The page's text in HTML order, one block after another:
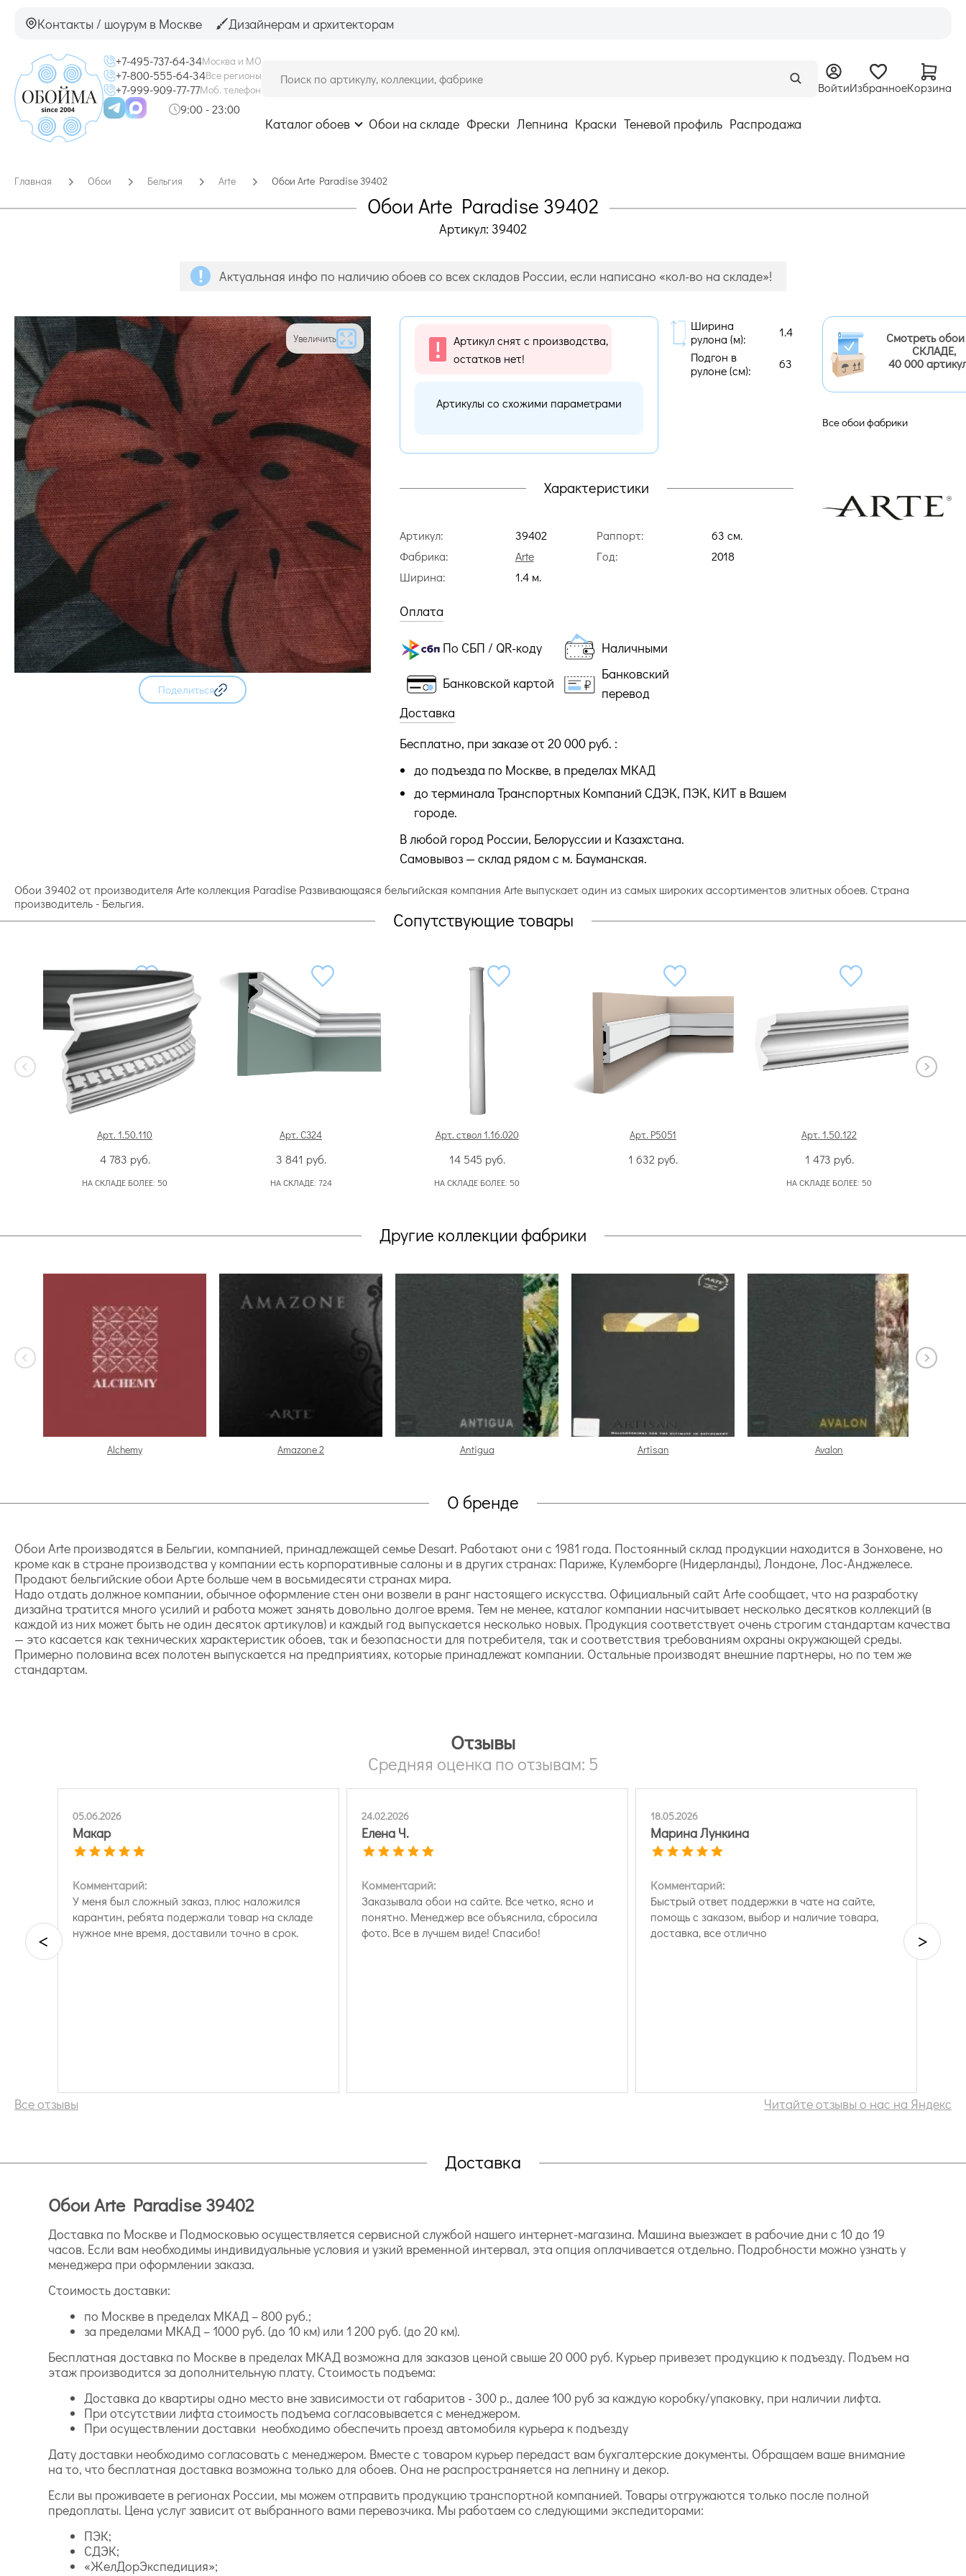
Контакты / шоурум в Москве Дизайнерам и архитекторам
+7-495-737-64-34Москва и МО
+7-800-555-64-34Все регионы
+7-999-909-77-77Моб. телефон
9:00 - 23:00
ВойтиИзбранноеКорзина
Каталог обоев Обои на складе Фрески Лепнина Краски Теневой профиль Распродажа
Главная Обои Бельгия Arte Обои Arte Paradise 39402
Обои Arte Paradise 39402
Артикул: 39402
Актуальная инфо по наличию обоев со всех складов России, если написано «кол-во на складе»!
Увеличить
Поделиться
Артикул снят с производства,
остатков нет!
Артикулы со схожими параметрами
Ширина
рулона (м):
1.4
Подгон в
рулоне (cм):
63
Характеристики
Артикул:
39402
Фабрика:
Arte
Ширина:
1.4 м.
Раппорт:
63 cм.
Год:
2018
Оплата
По СБП / QR-коду Наличными
Банковской картой
Банковский
перевод
Доставка
Бесплатно, при заказе от 20 000 руб. :
до подъезда по Москве, в пределах МКАД
до терминала Транспортных Компаний СДЭК, ПЭК, КИТ в Вашем
городе.
В любой город России, Белоруссии и Казахстана.
Самовывоз — склад рядом с м. Бауманская.
Смотреть
СКЛАДЕ,
40 000
Все обои фабрики
Обои 39402 от производителя Arte коллекция Paradise Развивающаяся бельгийская компания Arte выпускает один из самых широких ассортиментов элитных обоев. Страна
производитель - Бельгия.
Сопутствующие товары
Арт. 1.50.110
4 783 руб.
НА СКЛАДЕ БОЛЕЕ: 50
Арт. C324
3 841 руб.
НА СКЛАДЕ: 724
Арт. ствол 1.16.020
14 545 руб.
НА СКЛАДЕ БОЛЕЕ: 50
Арт. P5051
1 632 руб.
Арт. 1.50.122
1 473 руб.
НА СКЛАДЕ БОЛЕЕ: 50
Другие коллекции фабрики
Alchemy Amazone 2 Antigua Artisan Avalon
О бренде
Обои Arte производятся в Бельгии, компанией, принадлежащей семье Desart. Работают они с 1981 года. Постоянный склад продукции находится в Зонховене, но
кроме как в стране производства у компании есть корпоративные салоны и в других странах: Париже, Кулемборге (Нидерланды), Лондоне, Лос-Анджелесе.
Продают бельгийские обои Арте больше чем в восьмидесяти странах мира.
Надо отдать должное компании, обычное оформление стен они возвели в ранг настоящего искусства. Официальный сайт Arte сообщает, что на разработку
дизайна тратится много усилий и работа может занять довольно долгое время. Тем не менее, каталог компании насчитывает несколько десятков коллекций (в
каждой из них может быть не один десяток артикулов) и каждый год выпускается несколько новых. Продукция соответствует очень строгим стандартам качества
— это касается как технических характеристик обоев, так и безопасности для потребителя, так и соответствия требованиям охраны окружающей среды.
Примерно половина всех полотен выпускается на предприятиях, которые принадлежат компании. Остальные производят внешние партнеры, но по тем же
стандартам.
Отзывы
Средняя оценка по отзывам: 5
05.06.2026
Макар
Комментарий:
У меня был сложный заказ, плюс наложился
карантин, ребята подержали товар на складе
нужное мне время, доставили точно в срок.
24.02.2026
Елена Ч.
Комментарий:
Заказывала обои на сайте. Все четко, ясно и
понятно. Менеджер все объяснила, сбросила
фото. Все в лучшем виде! Спасибо!
18.05.2026
Марина Лункина
Комментарий:
Быстрый ответ поддержки в чате на сайте,
помощь с заказом, выбор и наличие товара,
доставка, все отлично
< >
Все отзывы Читайте отзывы о нас на Яндекс
Доставка
Обои Arte Paradise 39402
Доставка по Москве и Подмосковью осуществляется сервисной службой нашего интернет-магазина. Машина выезжает в рабочие дни с 10 до 19
часов. Если вам необходимы индивидуальные условия и узкий временной интервал, эта опция оплачивается отдельно. Подробности можно узнать у
менеджера при оформлении заказа.
Стоимость доставки:
по Москве в пределах МКАД – 800 руб.;
за пределами МКАД – 1000 руб. (до 10 км) или 1 200 руб. (до 20 км).
Бесплатная доставка по Москве в пределах МКАД возможна для заказов ценой свыше 20 000 руб. Курьер привезет продукцию к подъезду. Подъем на
этаж производится за дополнительную плату. Стоимость подъема:
Доставка до квартиры одно место вне зависимости от габаритов - 300 р., далее 100 руб за каждую коробку/упаковку, при наличии лифта.
При отсутствии лифта стоимость подъема согласовывается с менеджером.
При осуществлении доставки необходимо обеспечить проезд автомобиля курьера к подъезду
Дату доставки необходимо согласовать с менеджером. Вместе с товаром курьер передаст вам бухгалтерские документы. Обращаем ваше внимание
на то, что бесплатная доставка возможна только для обоев. Она не распространяется на лепнину и декор.
Если вы проживаете в регионах России, мы можем отправить продукцию транспортной компанией. Товары отгружаются только после полной
предоплаты. Цена услуг зависит от выбранного вами перевозчика. Мы работаем со следующими экспедиторами:
ПЭК;
СДЭК;
«ЖелДорЭкспедиция»;